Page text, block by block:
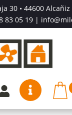
30 • 44600 Alcañiz
83 05 19|
